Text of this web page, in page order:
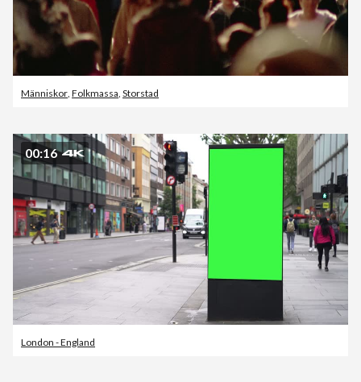
Människor Folkmassa Storstad
00:16
London - England